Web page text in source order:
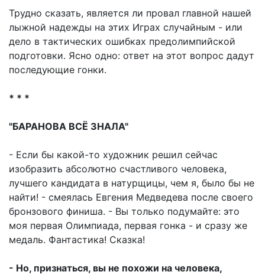
Трудно сказать, является ли провал главной нашей
лыжной надежды на этих Играх случайным - или
дело в тактических ошибках предолимпийской
подготовки. Ясно одно: ответ на этот вопрос дадут
последующие гонки.
* * *
"БАРАНОВА ВСЁ ЗНАЛА"
- Если бы какой-то художник решил сейчас
изобразить абсолютно счастливого человека,
лучшего кандидата в натурщицы, чем я, было бы не
найти! - смеялась Евгения Медведева после своего
бронзового финиша. - Вы только подумайте: это
моя первая Олимпиада, первая гонка - и сразу же
медаль. Фантастика! Сказка!
- Но, признаться, вы не похожи на человека,